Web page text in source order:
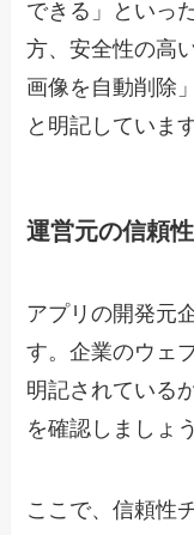
できる」といっ
方、安全性の高
画像を自動削除
と明記しています
運営元の信頼
アプリの開発元
す。企業のウェ
明記されている
を確認しましょう
ここで、信頼性